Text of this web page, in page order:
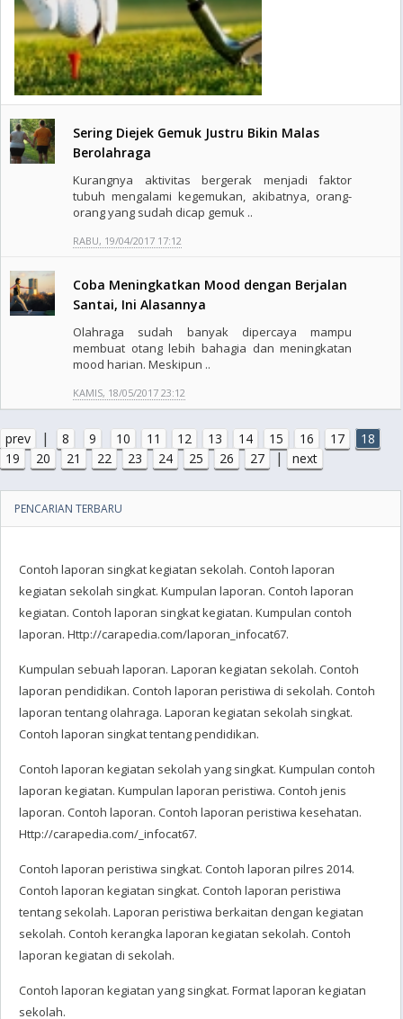
Sering Diejek Gemuk Justru Bikin Malas
Berolahraga
Kurangnya aktivitas bergerak menjadi faktor
tubuh mengalami kegemukan, akibatnya, orang-
orang yang sudah dicap gemuk ..
RABU, 19/04/2017 17:12
Coba Meningkatkan Mood dengan Berjalan
Santai, Ini Alasannya
Olahraga sudah banyak dipercaya mampu
membuat otang lebih bahagia dan meningkatan
mood harian. Meskipun ..
KAMIS, 18/05/2017 23:12
prev | 8 9 10 11 12 13 14 15 16 17
18
19
20 21 22 23 24 25 26 27 | next
PENCARIAN TERBARU
Contoh laporan singkat kegiatan sekolah. Contoh laporan
kegiatan sekolah singkat. Kumpulan laporan. Contoh laporan
kegiatan. Contoh laporan singkat kegiatan. Kumpulan contoh
laporan. Http://carapedia.com/laporan_infocat67.
Kumpulan sebuah laporan. Laporan kegiatan sekolah. Contoh
laporan pendidikan. Contoh laporan peristiwa di sekolah. Contoh
laporan tentang olahraga. Laporan kegiatan sekolah singkat.
Contoh laporan singkat tentang pendidikan.
Contoh laporan kegiatan sekolah yang singkat. Kumpulan contoh
laporan kegiatan. Kumpulan laporan peristiwa. Contoh jenis
laporan. Contoh laporan. Contoh laporan peristiwa kesehatan.
Http://carapedia.com/_infocat67.
Contoh laporan peristiwa singkat. Contoh laporan pilres 2014.
Contoh laporan kegiatan singkat. Contoh laporan peristiwa
tentang sekolah. Laporan peristiwa berkaitan dengan kegiatan
sekolah. Contoh kerangka laporan kegiatan sekolah. Contoh
laporan kegiatan di sekolah.
Contoh laporan kegiatan yang singkat. Format laporan kegiatan
sekolah.